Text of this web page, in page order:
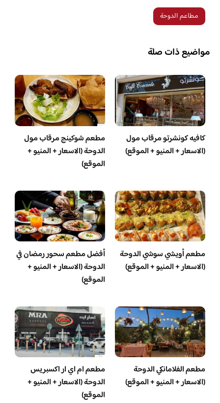
مطاعم الدوحة
مواضيع ذات صلة
كافيه كونشرتو مرقاب مول
(الاسعار + المنيو + الموقع)
مطعم شوكينج مرقاب مول
الدوحة (الاسعار + المنيو +
الموقع)
مطعم أويشي سوشي الدوحة
(الاسعار + المنيو + الموقع)
أفضل مطعم سحور رمضان في
الدوحة (الاسعار + المنيو +
الموقع)
مطعم الفلامانكي الدوحة
(الاسعار + المنيو + الموقع)
مطعم ام اي ار اكسبريس
الدوحة (الاسعار + المنيو +
الموقع)